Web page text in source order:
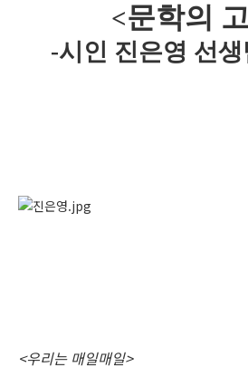
<문학의
-시인 진은영 선
<우리는 매일매일>